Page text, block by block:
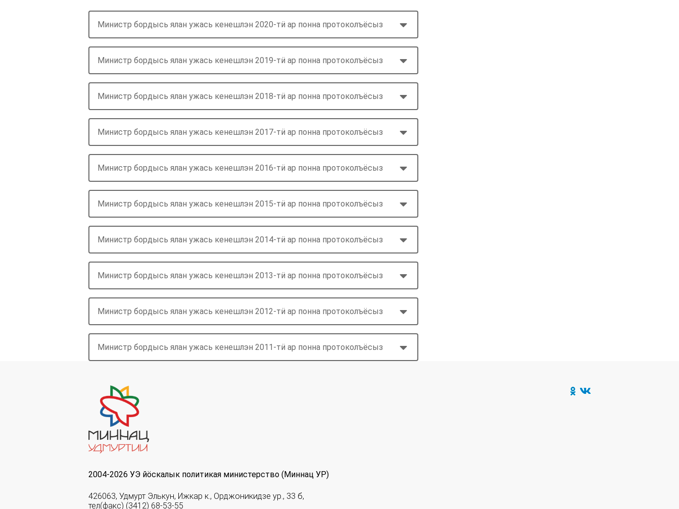
Министр бордысь ялан ужась кенешлэн 2020-тӥ ар понна протоколъёсыз
Министр бордысь ялан ужась кенешлэн 2019-тӥ ар понна протоколъёсыз
Министр бордысь ялан ужась кенешлэн 2018-тӥ ар понна протоколъёсыз
Министр бордысь ялан ужась кенешлэн 2017-тӥ ар понна протоколъёсыз
Министр бордысь ялан ужась кенешлэн 2016-тӥ ар понна протоколъёсыз
Министр бордысь ялан ужась кенешлэн 2015-тӥ ар понна протоколъёсыз
Министр бордысь ялан ужась кенешлэн 2014-тӥ ар понна протоколъёсыз
Министр бордысь ялан ужась кенешлэн 2013-тӥ ар понна протоколъёсыз
Министр бордысь ялан ужась кенешлэн 2012-тӥ ар понна протоколъёсыз
Министр бордысь ялан ужась кенешлэн 2011-тӥ ар понна протоколъёсыз
2004-2026 УЭ йöскалык политикая министерство (Миннац УР)
426063, Удмурт Элькун, Ижкар к., Орджоникидзе ур., 33 б,
тел(факс) (3412) 68-53-55